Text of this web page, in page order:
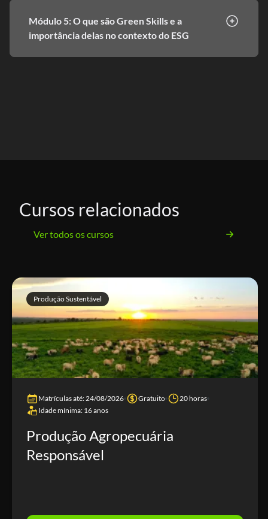
Módulo 5: O que são Green Skills e a
importância delas no contexto do ESG
Cursos relacionados
Ver todos os cursos
Produção Sustentável
Matrículas até: 24/08/2026 Gratuito
20 horas
Idade mínima: 16 anos
Produção Agropecuária
Responsável